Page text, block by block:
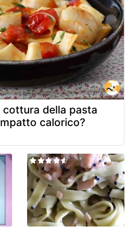
cottura della pasta
calorico?